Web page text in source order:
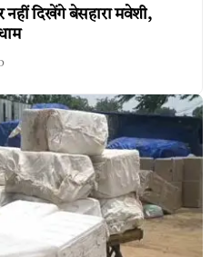
दिखेंगे बेसहारा मवेशी,